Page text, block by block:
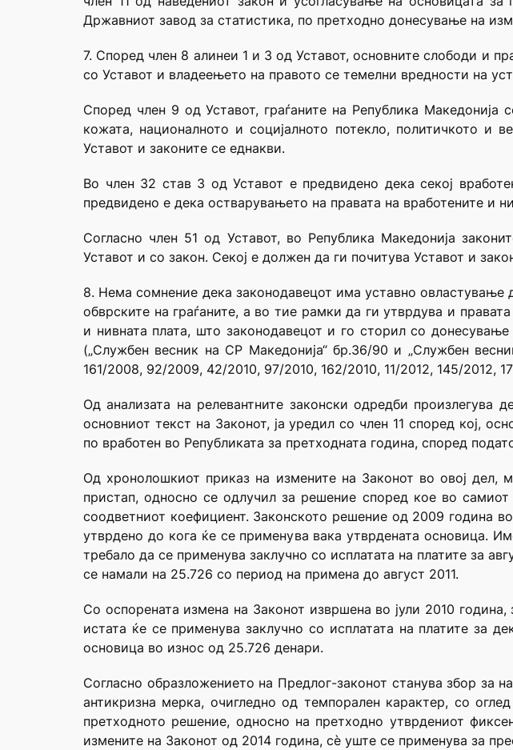
Државниот завод за статистика, по претходно донесување на
7. Според член 8 алинеи 1 и 3 од Уставот, основните слободи и
со Уставот и владеењето на правото се темелни вредности на
Според член 9 од Уставот, граѓаните на Република Македонија
кожата, националното и социјалното потекло, политичкото и
Уставот и законите се еднакви.
Во член 32 став 3 од Уставот е предвидено дека секој
предвидено е дека остварувањето на правата на вработените и
Согласно член 51 од Уставот, во Република Македонија
Уставот и со закон. Секој е должен да ги почитува Уставот и
8. Нема сомнение дека законодавецот има уставно овластување
обврските на граѓаните, а во тие рамки да ги утврдува и
и нивната плата, што законодавецот и го сторил со
(„Службен весник на СР Македонија“ бр.36/90 и „Службен
161/2008, 92/2009, 42/2010, 97/2010, 162/2010, 11/2012, 145/2012,
Од анализата на релевантните законски одредби произлегува
основниот текст на Законот, ја уредил со член 11 според кој,
по вработен во Републиката за претходната година, според
Од хронолошкиот приказ на измените на Законот во овој дел,
пристап, односно се одлучил за решение според кое во
соодветниот коефициент. Законското решение од 2009 година
утврдено до кога ќе се применува вака утврдената основица.
требало да се применува заклучно со исплатата на платите за
се намали на 25.726 со период на примена до август 2011.
Со оспорената измена на Законот извршена во јули 2010
истата ќе се применува заклучно со исплатата на платите за
основица во износ од 25.726 денари.
Согласно образложението на Предлог-законот станува збор за
антикризна мерка, очигледно од темпорален карактер, со
претходното решение, односно на претходно утврдениот
измените на Законот од 2014 година, сѐ уште се применува за